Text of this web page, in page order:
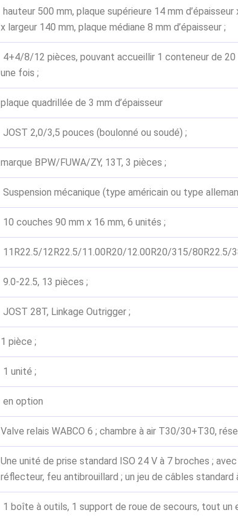
hauteur 500 mm, plaque supérieure 14 mm
x largeur 140 mm, plaque médiane 8 mm d’épaisseur ;
4+4/8/12 pièces, pouvant accueillir 1 conteneur de
une fois ;
plaque quadrillée de 3 mm d’épaisseur
JOST 2,0/3,5 pouces (boulonné ou soudé) ;
marque BPW/FUWA/ZY, 13T, 3 pièces ;
Suspension mécanique (type américain ou type
10 couches 90 mm x 16 mm, 6 unités ;
11R22.5/12R22.5/11.00R20/12.00R20/315/80R22.5/
9.0-22.5, 13 pièces ;
JOST 28T, Linkage Outrigger ;
1 pièce ;
1 unité ;
en option
Valve relais WABCO 6 ; chambre à air T30/30+T30,
Une unité de prise standard ISO 24 V à 7 broches ;
réflecteur, feu antibrouillard ; un jeu de câbles standard
1 boîte à outils, 1 support de roue de secours, tout un